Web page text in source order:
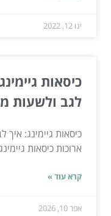
ינו 12, 2022
כיסאות
לגב ולשעות
כיסאות גיימינג:
ארוכות כיסאות
קרא עוד »
אפר 10, 2026